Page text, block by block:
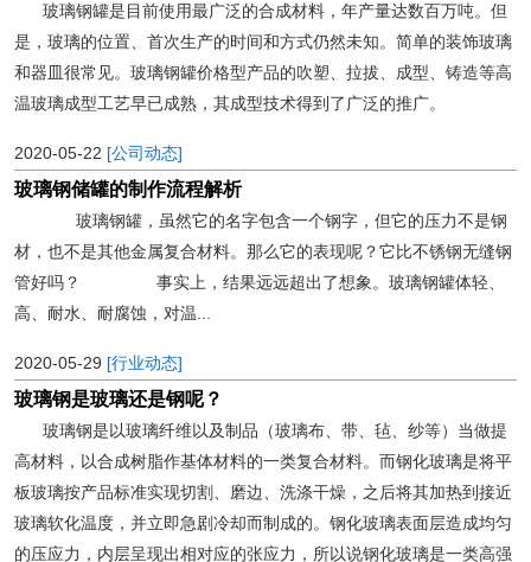
玻璃钢罐是目前使用最广泛的合成材料，年产量达数百万吨。但
是，玻璃的位置、首次生产的时间和方式仍然未知。简单的装饰玻璃
和器皿很常见。玻璃钢罐价格型产品的吹塑、拉拔、成型、铸造等高
温玻璃成型工艺早已成熟，其成型技术得到了广泛的推广。
2020-05-22 [公司动态]
玻璃钢储罐的制作流程解析
玻璃钢罐，虽然它的名字包含一个钢字，但它的压力不是钢
材，也不是其他金属复合材料。那么它的表现呢？它比不锈钢无缝钢
管好吗？ 事实上，结果远远超出了想象。玻璃钢罐体轻、
高、耐水、耐腐蚀，对温...
2020-05-29 [行业动态]
玻璃钢是玻璃还是钢呢？
玻璃钢是以玻璃纤维以及制品（玻璃布、带、毡、纱等）当做提
高材料，以合成树脂作基体材料的一类复合材料。而钢化玻璃是将平
板玻璃按产品标准实现切割、磨边、洗涤干燥，之后将其加热到接近
玻璃软化温度，并立即急剧冷却而制成的。钢化玻璃表面层造成均匀
的压应力，内层呈现出相对应的张应力，所以说钢化玻璃是一类高强